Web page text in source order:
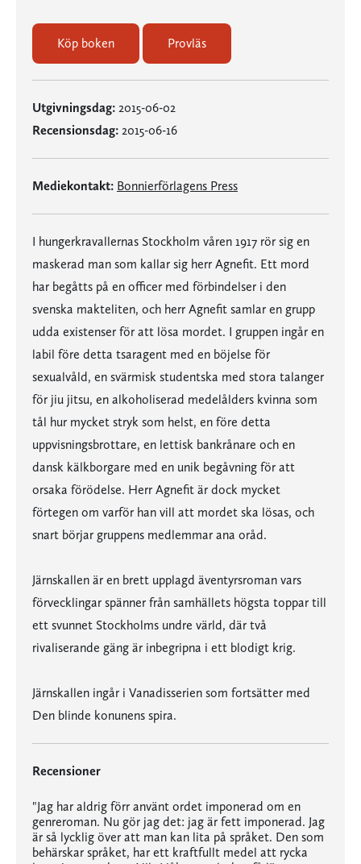
Köp boken Provläs
Utgivningsdag: 2015-06-02
Recensionsdag: 2015-06-16
Mediekontakt: Bonnierförlagens Press
I hungerkravallernas Stockholm våren 1917 rör sig en
maskerad man som kallar sig herr Agnefit. Ett mord
har begåtts på en officer med förbindelser i den
svenska makteliten, och herr Agnefit samlar en grupp
udda existenser för att lösa mordet. I gruppen ingår en
labil före detta tsaragent med en böjelse för
sexualvåld, en svärmisk studentska med stora talanger
för jiu jitsu, en alkoholiserad medelålders kvinna som
tål hur mycket stryk som helst, en före detta
uppvisningsbrottare, en lettisk bankrånare och en
dansk kälkborgare med en unik begåvning för att
orsaka förödelse. Herr Agnefit är dock mycket
förtegen om varför han vill att mordet ska lösas, och
snart börjar gruppens medlemmar ana oråd.
Järnskallen är en brett upplagd äventyrsroman vars
förvecklingar spänner från samhällets högsta toppar till
ett svunnet Stockholms undre värld, där två
rivaliserande gäng är inbegripna i ett blodigt krig.
Järnskallen ingår i Vanadisserien som fortsätter med
Den blinde konunens spira.
Recensioner
"Jag har aldrig förr använt ordet imponerad om en
genreroman. Nu gör jag det: jag är fett imponerad. Jag
är så lycklig över att man kan lita på språket. Den som
behärskar språket, har ett kraftfullt medel att rycka